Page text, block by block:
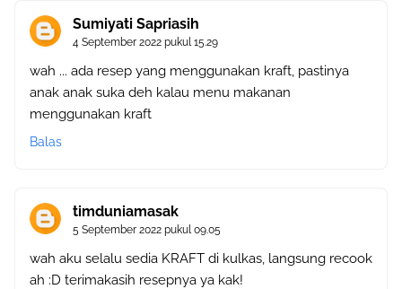
Sumiyati Sapriasih
4 September 2022 pukul 15.29
wah ... ada resep yang menggunakan kraft, pastinya
anak anak suka deh kalau menu makanan
menggunakan kraft
Balas
timduniamasak
5 September 2022 pukul 09.05
wah aku selalu sedia KRAFT di kulkas, langsung recook
ah :D terimakasih resepnya ya kak!